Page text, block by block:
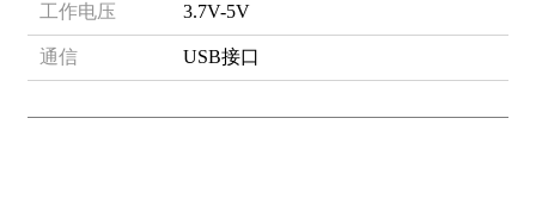
工作电压 3.7V-5V
通信 USB接口